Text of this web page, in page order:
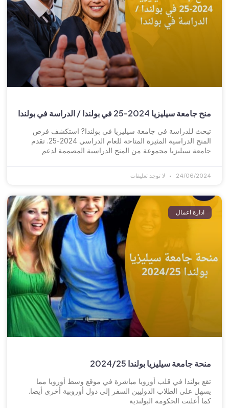
منح جامعة سيليزيا 2024-25 في بولندا / الدراسة في بولندا
تبحث للدراسة في جامعة سيليزيا في بولندا? استكشف فرص
المنح الدراسية المثيرة المتاحة للعام الدراسي 2024-25. تقدم
جامعة سيليزيا مجموعة من المنح الدراسية المصممة لدعم
24/06/2024 لا توجد تعليقات
ادارة اعمال
منحة جامعة سيليزيا بولندا 2024/25
تقع بولندا في قلب أوروبا مباشرة في موقع وسط أوروبا مما
يسهل على الطلاب الدوليين السفر إلى دول أوروبية أخرى أيضا.
كما أعلنت الحكومة البولندية